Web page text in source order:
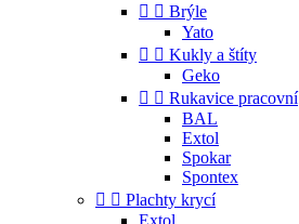
  Brýle
Yato
  Kukly a štíty
Geko
  Rukavice pracovní
BAL
Extol
Spokar
Spontex
  Plachty krycí
Extol